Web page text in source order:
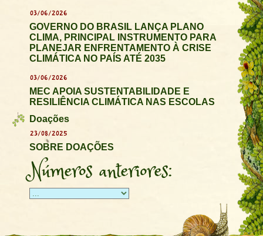
03/06/2026
GOVERNO DO BRASIL LANÇA PLANO
CLIMA, PRINCIPAL INSTRUMENTO PARA
PLANEJAR ENFRENTAMENTO À CRISE
CLIMÁTICA NO PAÍS ATÉ 2035
03/06/2026
MEC APOIA SUSTENTABILIDADE E
RESILIÊNCIA CLIMÁTICA NAS ESCOLAS
Doações
23/08/2025
SOBRE DOAÇÕES
Números anteriores: